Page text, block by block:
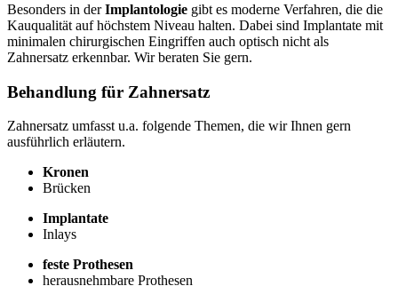
Besonders in derImplantologie gibt es moderne Verfahren, die die
Kauqualität auf höchstem Niveau halten. Dabei sind Implantate mit
minimalen chirurgischen Eingriffen auch optisch nicht als
Zahnersatz erkennbar. Wir beraten Sie gern.
Behandlung für Zahnersatz
Zahnersatz umfasst u.a. folgende Themen, die wir Ihnen gern
ausführlich erläutern.
Kronen
Brücken
Implantate
Inlays
feste Prothesen
herausnehmbare Prothesen